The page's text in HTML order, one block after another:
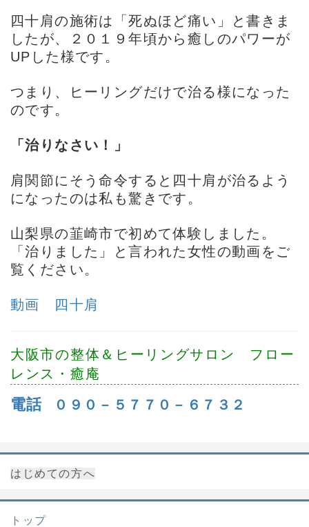
四十肩の施術は「死ぬほど痛い」と書きま
したが、２０１９年頃から癒しのパワーが
UPした様です。
つまり、ヒーリングだけで治る様になった
のです。
「治りなさい！」
肩関節にそう命令すると 四十肩 が治るよう
になったのは私も驚きです。
山梨県の韮崎市で初めて体験しました。
「治りました」と言われた女性の動画をご
覧ください。
動画 四十肩
大阪市の整体＆ヒーリングサロン フロー
レンス・癒庵
電話 ０９０－５７７０－６７３２
はじめての方へ
トップ